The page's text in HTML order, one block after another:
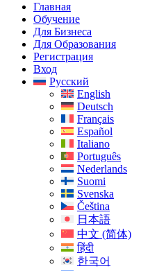
Главная
Обучение
Для Бизнеса
Для Образования
Регистрация
Вход
Русский
English
Deutsch
Français
Español
Italiano
Português
Nederlands
Suomi
Svenska
Čeština
日本語
中文 (简体)
हिंदी
한국어